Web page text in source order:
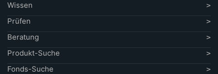
Wissen
Prüfen
Beratung
Produkt-Suche
Fonds-Suche